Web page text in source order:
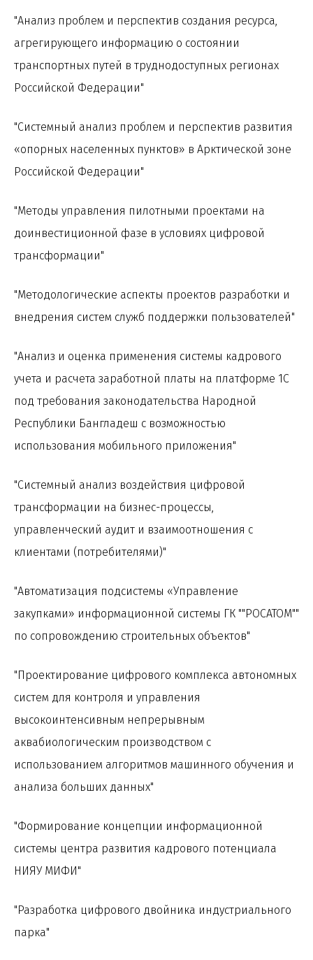
"Анализ проблем и перспектив создания ресурса,
агрегирующего информацию о состоянии
транспортных путей в труднодоступных регионах
Российской Федерации"
"Системный анализ проблем и перспектив развития
«опорных населенных пунктов» в Арктической зоне
Российской Федерации"
"Методы управления пилотными проектами на
доинвестиционной фазе в условиях цифровой
трансформации"
"Методологические аспекты проектов разработки и
внедрения систем служб поддержки пользователей"
"Анализ и оценка применения системы кадрового
учета и расчета заработной платы на платформе 1С
под требования законодательства Народной
Республики Бангладеш с возможностью
использования мобильного приложения"
"Системный анализ воздействия цифровой
трансформации на бизнес-процессы,
управленческий аудит и взаимоотношения с
клиентами (потребителями)"
"Автоматизация подсистемы «Управление
закупками» информационной системы ГК ""РОСАТОМ""
по сопровождению строительных объектов"
"Проектирование цифрового комплекса автономных
систем для контроля и управления
высокоинтенсивным непрерывным
аквабиологическим производством с
использованием алгоритмов машинного обучения и
анализа больших данных"
"Формирование концепции информационной
системы центра развития кадрового потенциала
НИЯУ МИФИ"
"Разработка цифрового двойника индустриального
парка"